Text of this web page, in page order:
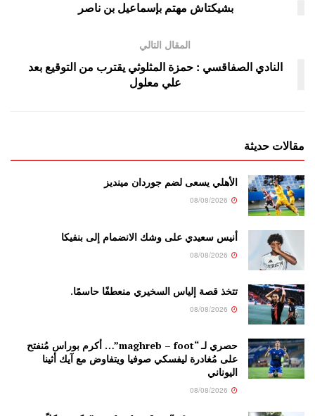
بشيكتاش مهتم بإسماعيل بن ناصر
المقال التالي
النادي الصفاقسي : حمزة المثلوثي يقترب من التوقيع بعد
علي معلول
مقالات حديثة
الأهلي يسعى لضم جوردان مينديز
أنيس سعيدي على وشك الانضمام إلى بنفيكا
تتخذ قصة إلياس السخيري منعطفًا حاسمًا.
حصري لـ “maghreb – foot”… أكرم بوراس مُنفتح
على مُغادرة ليفسكي صوفيا ويتفاوض مع آيك أثينا
اليوناني